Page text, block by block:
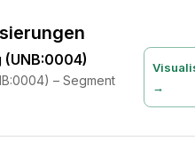
– Segment
→